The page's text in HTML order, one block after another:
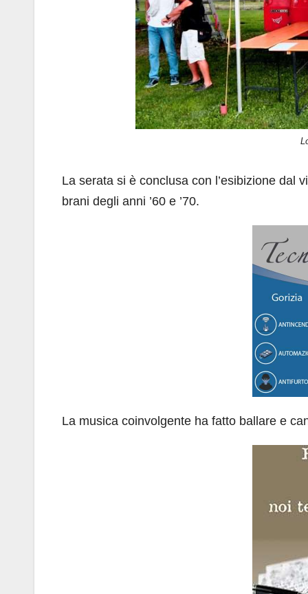
La serata si è conclusa con l’esibizione dal
brani degli anni ’60 e ’70.
La musica coinvolgente ha fatto ballare e